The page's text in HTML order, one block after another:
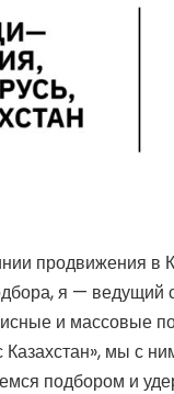
продвижения в
я —
и массовые
мы с
подбором и